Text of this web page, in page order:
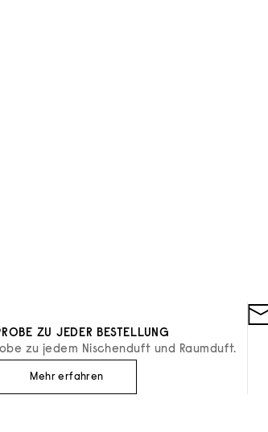
ZU JEDER BESTELLUNG
zu jedem Nischenduft und Raumduft.
Mehr erfahren